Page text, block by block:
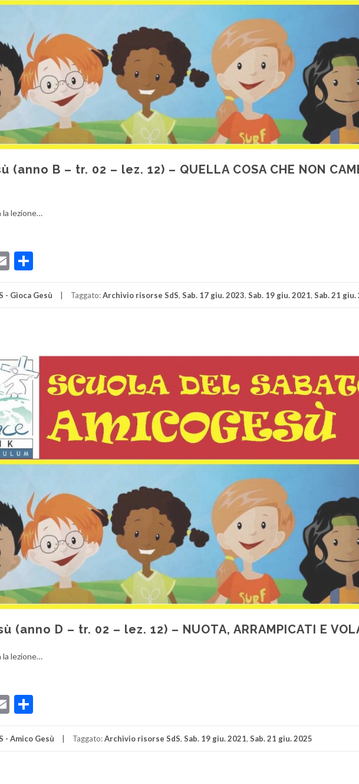
(anno B – tr. 02 – lez. 12) – QUELLA COSA CHE NON
la lezione…
Email
- Gioca Gesù Taggato:Archivio risorse SdS, Sab. 17 giu. 2023, Sab. 19 giu. 2021, Sab. 21 giu.
(anno D – tr. 02 – lez. 12) – NUOTA, ARRAMPICATI E
la lezione…
Email
- Amico Gesù Taggato:Archivio risorse SdS, Sab. 19 giu. 2021, Sab. 21 giu. 2025